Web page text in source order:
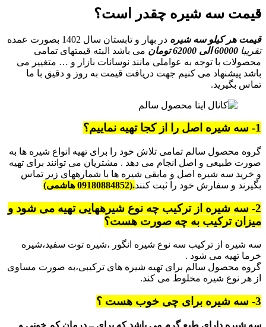
قیمت سه شیره چقدر است؟
قیمت هر کیلو سه شیره در بهار و تابستان سال 1402 بصورت عمده
تقریبا
می باشد البته قیمتهای تمامی
محصولات با توجه به عواملی مانند نوسانات بازار و … متغییر می
باشد پیشنهاد می کنیم جهت دریافت قیمت به روز و دقیق با ما
تماس بگیرید.
1- سه شیره اصل را از کجا تهیه نماییم؟
گروه محصول سالم تمامی تلاش خود را برای تهیه انواع شیره ها به
صورت طبیعی و اصل انجام می دهد . مشتریان می توانند برای تهیه
و خرید سه شیره اصل و مابقی شیره ها با شمارههای زیر تماس
بگیرند و سفارش خود را ثبت کنند.(09180884852 هاشمی)
2- سه شیره از ترکیب چه نوع شیرههایی تهیه می شود و
میزان ترکیب به چه صورت هست؟
سه شیره از ترکیب سه نوع شیره انگور ،شیره توت سفید،شیره
خرما تهیه می شود .
گروه محصول سالم برای تهیه شیره های ترکیبی،به صورت مساوی
از هر نوع شیره مخلوط می کند.
3- سه شیره برای چی خوب هست ؟
سه شیره دارای طبع گرم می باشد که برای – درمان کم خونی و